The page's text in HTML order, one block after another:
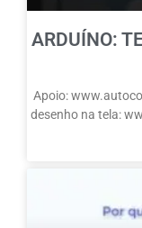
ARDUÍNO:
Apoio:
desenho na tela: